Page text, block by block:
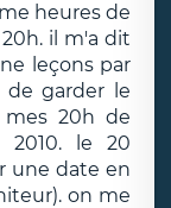
heures de
il m'a dit
leçons par
de garder le
mes 20h de
2010. le 20
une date en
on me